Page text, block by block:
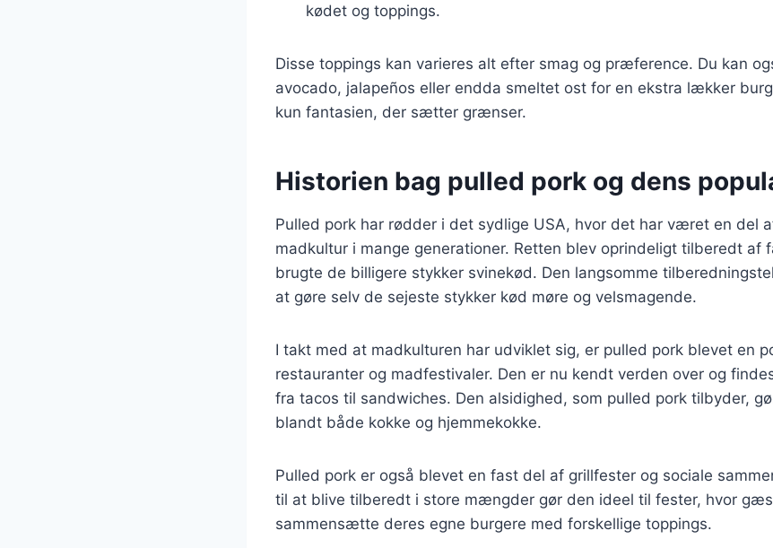
kødet og toppings.
Disse toppings kan varieres alt efter smag og præference. Du kan
avocado, jalapeños eller endda smeltet ost for en ekstra lækker
kun fantasien, der sætter grænser.
Historien bag pulled pork og dens
Pulled pork har rødder i det sydlige USA, hvor det har været en del
madkultur i mange generationer. Retten blev oprindeligt tilberedt af
brugte de billigere stykker svinekød. Den langsomme
at gøre selv de sejeste stykker kød møre og velsmagende.
I takt med at madkulturen har udviklet sig, er pulled pork blevet en
restauranter og madfestivaler. Den er nu kendt verden over og
fra tacos til sandwiches. Den alsidighed, som pulled pork tilbyder,
blandt både kokke og hjemmekokke.
Pulled pork er også blevet en fast del af grillfester og sociale
til at blive tilberedt i store mængder gør den ideel til fester, hvor
sammensætte deres egne burgere med forskellige toppings.